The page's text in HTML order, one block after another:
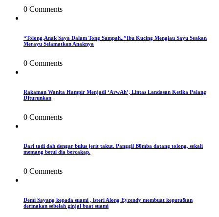
0 Comments
“Tolong,Anak Saya Dalam Tong Sampah..”Ibu Kucing Mengiau Sayu Seakan
Merayu Selamatkan Anaknya
0 Comments
Rakaman Wanita Hampir Menjadi ‘ArwAh’, Lintas Landasan Ketika Palang
DIturunkan
0 Comments
Dari tadi dah dengar bulus jerit takut. Panggil B0mba datang tolong, sekali
memang betul dia bercakap.
0 Comments
Demi Sayang kepada suami , isteri Along Eyzendy membuat keputu&an
dermakan sebelah ginjal buat suami